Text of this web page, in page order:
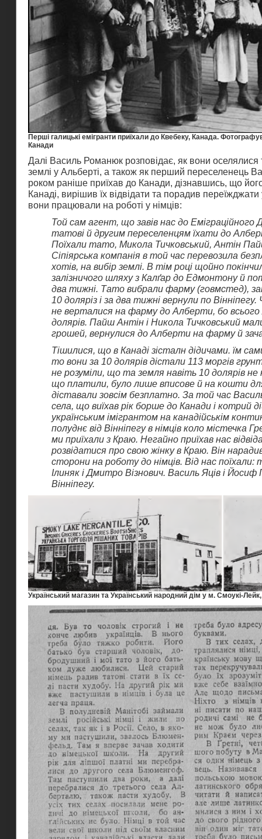
Перші галицькі емігранти приїхали до Квебеку, Канада.
Канади
Далі Василь Романюк розповідає, як вони оселялися
землі у Альберті, а також як перший переселенець
роком раніше приїхав до Канади, дізнавшись, що
Канаді, вирішив їх відвідати та порадив
вони працювали на роботі у німців:
Той сам агент, що завів нас до Еміграційного
татові й другим переселенцям їхати до
Поїхали тато, Микола Тичковський, Антін
Сіпіярська компанія в той час перевозила
хотів, на вибір землі. В тім році щойно
залізничого шляху з Калґар до Едмонтону й
два тижні. Тато вибрали фарму (говмстед),
10 доляріз і за два тижні вернули по
не верталися на фарму до Алберти, бо всього
долярів. Пайш Антін і Никола Тичковський
грошей, вернулися до Алберти на фарму й
Тішилися, що в Канаді зісталн дідичами. їм
то вони за 10 долярів дістали 113 моргів
не розуміли, що та земля навіть 10 долярів
що платили, було лише вписове й на кошти
діставали зовсім безплатно. За той час
села, що виїхав рік борше до Канади і котрий
українським імігрантом на канадійськім
полуднє від Вінніпегу в німців коло містечка
ми приїхали з Краю. Негайно приїхав нас
розвідатися про свою жінку в Краю. Він
сторони на роботу до німців. Від нас
Ілиняк і Дмитро Візнович. Василь Яців і
Вінніпегу.
Український магазин та Український народний дім у м. Смоукі-